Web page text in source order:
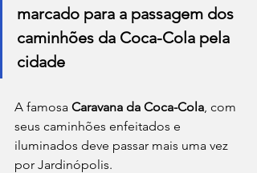
marcado para a passagem dos
caminhões da Coca-Cola pela
cidade
A famosa Caravana da Coca-Cola, com
seus caminhões enfeitados e
iluminados deve passar mais uma vez
por Jardinópolis.